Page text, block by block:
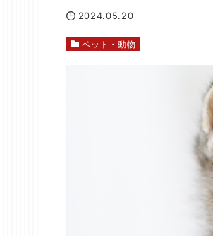
2024.05.20
ペット・動物